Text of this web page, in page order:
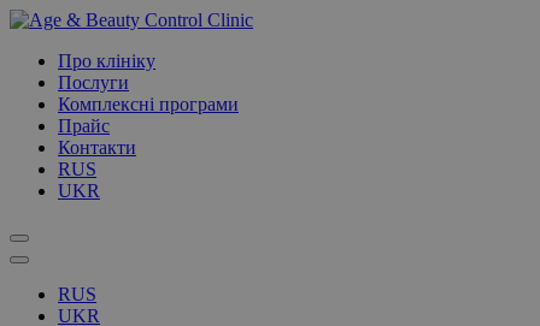
Про клініку
Послуги
Комплексні програми
Прайс
Контакти
RUS
UKR
RUS
UKR